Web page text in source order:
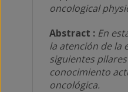
oncological
Abstract : En
la atención de la
siguientes
conocimiento
oncológica.